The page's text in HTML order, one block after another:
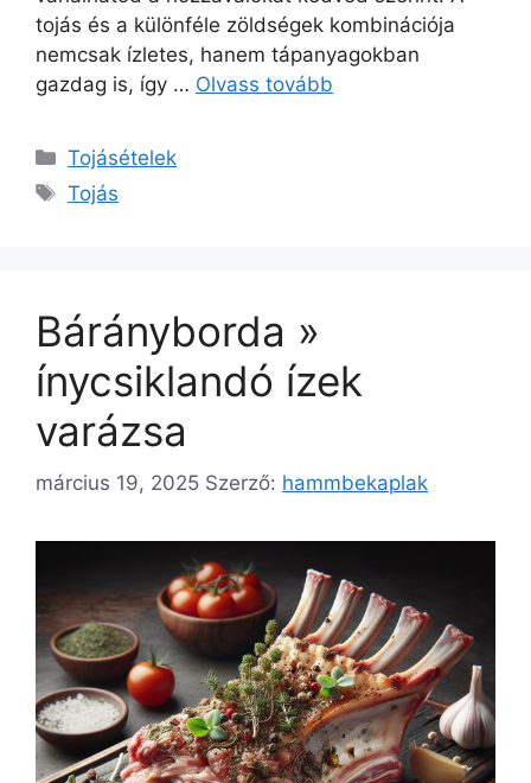
tojás és a különféle zöldségek kombinációja
nemcsak ízletes, hanem tápanyagokban
gazdag is, így … Olvass tovább
Kategória
Tojásételek
Címkék
Tojás
Bárányborda »
ínycsiklandó ízek
varázsa
március 19, 2025 Szerző: hammbekaplak